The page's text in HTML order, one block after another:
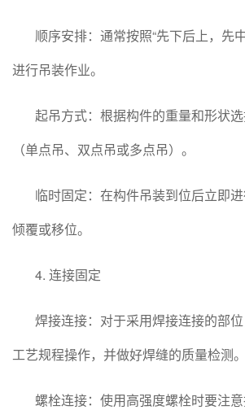
顺序安排：通常按照“先下后上，先
进行吊装作业。
起吊方式：根据构件的重量和形状
（单点吊、双点吊或多点吊）。
临时固定：在构件吊装到位后立即
倾覆或移位。
4. 连接固定
焊接连接：对于采用焊接连接的部
工艺规程操作，并做好焊缝的质量检测。
螺栓连接：使用高强度螺栓时要注